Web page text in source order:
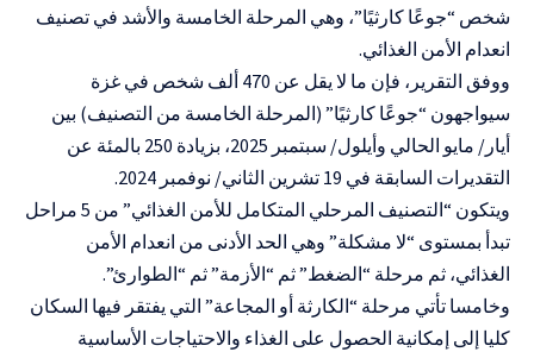
شخص “جوعًا كارثيًا”، وهي المرحلة الخامسة والأشد في تصنيف
انعدام الأمن الغذائي.
ووفق التقرير، فإن ما لا يقل عن 470 ألف شخص في غزة
سيواجهون “جوعًا كارثيًا” (المرحلة الخامسة من التصنيف) بين
أيار/ مايو الحالي وأيلول/ سبتمبر 2025، بزيادة 250 بالمئة عن
التقديرات السابقة في 19 تشرين الثاني/ نوفمبر 2024.
ويتكون “التصنيف المرحلي المتكامل للأمن الغذائي” من 5 مراحل
تبدأ بمستوى “لا مشكلة” وهي الحد الأدنى من انعدام الأمن
الغذائي، ثم مرحلة “الضغط” ثم “الأزمة” ثم “الطوارئ”.
وخامسا تأتي مرحلة “الكارثة أو المجاعة” التي يفتقر فيها السكان
كليا إلى إمكانية الحصول على الغذاء والاحتياجات الأساسية